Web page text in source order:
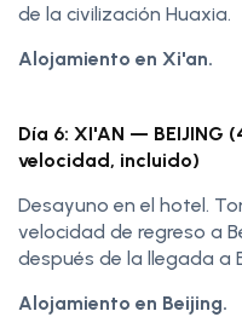
de la civilización Huaxia.
Alojamiento en Xi'an.
Día 6: XI'AN — BEIJING
velocidad, incluido)
Desayuno en el hotel.
velocidad de regreso a
después de la llegada a
Alojamiento en Beijing.